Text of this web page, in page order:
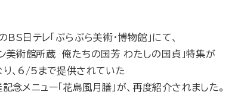
日テレ｢ぶらぶら美術・博物館｣にて、
美術館所蔵 俺たちの国芳 わたしの国貞」特集が
り、6/5まで提供されていた
念メニュー「花鳥風月膳」 が、再度紹介されました。